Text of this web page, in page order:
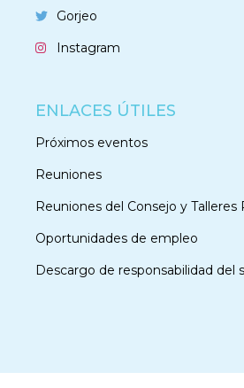
Gorjeo
Instagram
ENLACES ÚTILES
Próximos eventos
Reuniones
Reuniones del Consejo y Talleres
Oportunidades de empleo
Descargo de responsabilidad del